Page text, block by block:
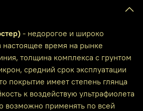
- недорогое и широко
настоящее время на рынке
толщина комплекса с грунтом
средний срок эксплуатации
покрытие имеет степень глянца
к воздействую ультрафиолета
возможно применять по всей